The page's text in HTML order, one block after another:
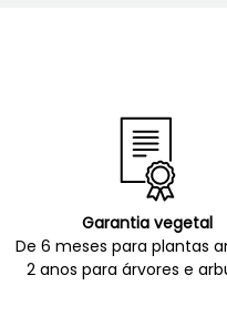
Garantia vegetal
De 6 meses para plantas
2 anos para árvores e